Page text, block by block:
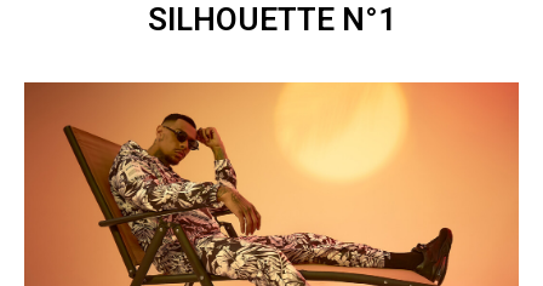
SILHOUETTE N°1